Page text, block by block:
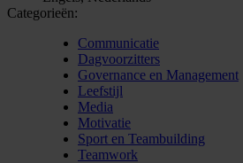
Categorieën:
Communicatie
Dagvoorzitters
Governance en Management
Leefstijl
Media
Motivatie
Sport en Teambuilding
Teamwork